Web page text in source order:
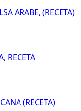
ARABE, (RECETA)
RECETA
(RECETA)